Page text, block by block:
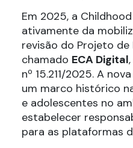
Em 2025, a
ativamente da
revisão do Projeto de
chamado ECA Digital
nº 15.211/2025. A
um marco histórico
e adolescentes no
estabelecer
para as plataformas